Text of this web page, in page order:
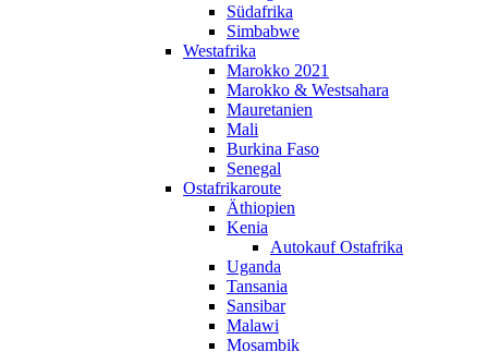
Südafrika
Simbabwe
Westafrika
Marokko 2021
Marokko & Westsahara
Mauretanien
Mali
Burkina Faso
Senegal
Ostafrikaroute
Äthiopien
Kenia
Autokauf Ostafrika
Uganda
Tansania
Sansibar
Malawi
Mosambik